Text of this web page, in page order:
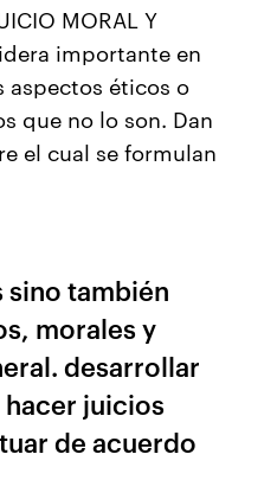
MORAL Y
importante en
aspectos éticos o
que no lo son. Dan
el cual se formulan
también
morales y
desarrollar
juicios
de acuerdo